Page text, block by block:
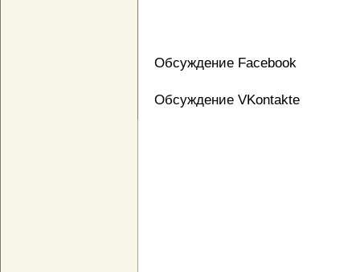
Обсуждение Facebook
Обсуждение VKontakte